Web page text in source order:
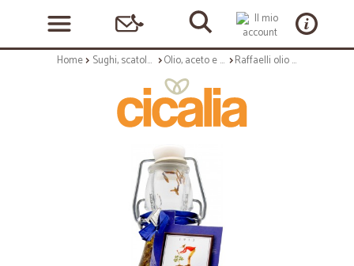
Home Sughi, scatolame e condimenti Olio, aceto e sale Raffaelli olio al fiordaliso ml.250